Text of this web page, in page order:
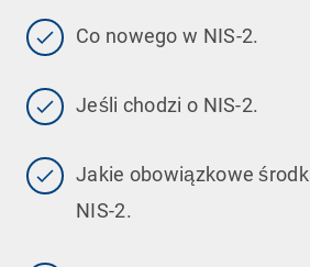
Co nowego w NIS-2.
Jeśli chodzi o NIS-2.
Jakie obowiązkowe
NIS-2.